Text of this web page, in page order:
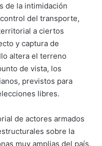
de la intimidación
del transporte,
a ciertos
y captura de
altera el terreno
de vista, los
previstos para
libres.
de actores armados
sobre la
muy amplias del país.